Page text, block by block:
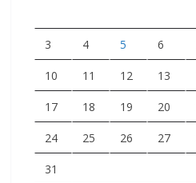
3 4 5 6
10 11 12 13
17 18 19 20
24 25 26 27
31